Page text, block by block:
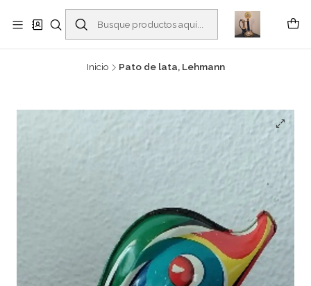
Buscantiguidades - Leilões. Colecionismo e antiguidades em Viana do
Castelo -
Leer más
Inicio Pato de lata, Lehmann